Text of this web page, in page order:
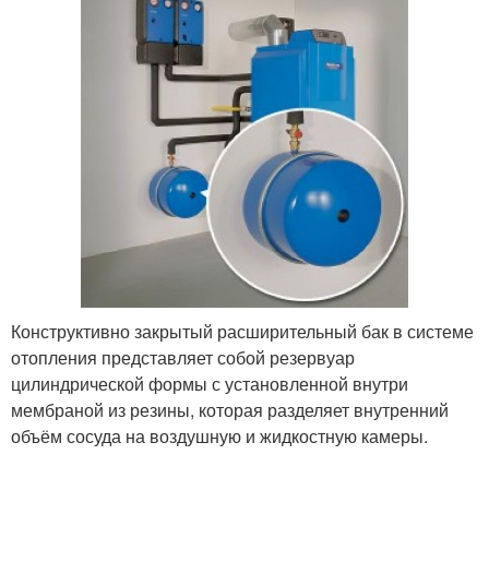
Конструктивно закрытый расширительный бак в системе
отопления представляет собой резервуар
цилиндрической формы с установленной внутри
мембраной из резины, которая разделяет внутренний
объём сосуда на воздушную и жидкостную камеры.